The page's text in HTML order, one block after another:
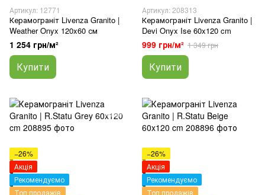
Артикул: 12771
Керамограніт Livenza Granito |
Weather Onyx 120x60 см
1 254 грн/м²
Купити
Артикул: 208313
Керамограніт Livenza Granito |
Devi Onyx Ise 60x120 cm
999 грн/м² 1 349 грн
Купити
−26%
Акція
Рекомендуємо
Топ продажів
−26%
Акція
Рекомендуємо
Топ продажів